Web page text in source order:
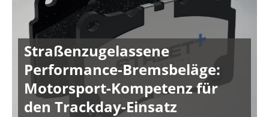
Straßenzugelassene
Performance-Bremsbeläge:
Motorsport-Kompetenz für
den Trackday-Einsatz